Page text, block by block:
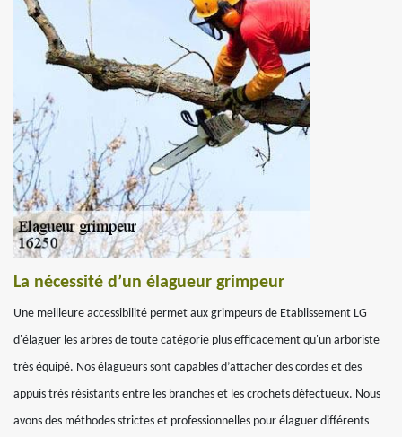
La nécessité d’un élagueur grimpeur
Une meilleure accessibilité permet aux grimpeurs de Etablissement LG
d'élaguer les arbres de toute catégorie plus efficacement qu'un arboriste
très équipé. Nos élagueurs sont capables d’attacher des cordes et des
appuis très résistants entre les branches et les crochets défectueux. Nous
avons des méthodes strictes et professionnelles pour élaguer différents